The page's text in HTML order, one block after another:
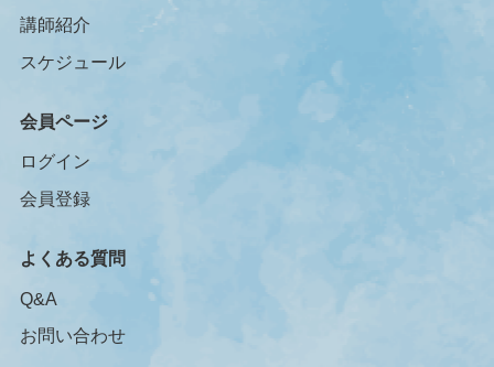
講師紹介
スケジュール
会員ページ
ログイン
会員登録
よくある質問
Q&A
お問い合わせ